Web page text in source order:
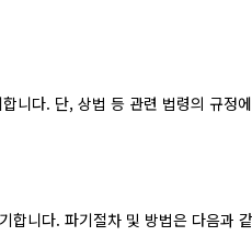
니다. 단, 상법 등 관련 법령의 규정
합니다. 파기절차 및 방법은 다음과